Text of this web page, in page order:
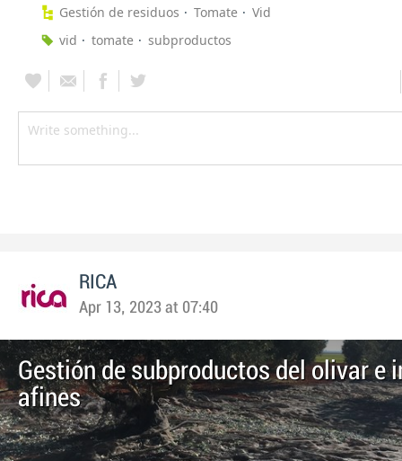
Gestión de residuos Tomate
Vid
vid
tomate subproductos
RICA
Apr 13, 2023 at 07:40
Gestión de subproductos del olivar e
afines